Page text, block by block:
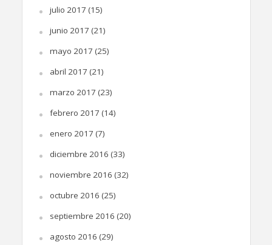
julio 2017 (15)
junio 2017 (21)
mayo 2017 (25)
abril 2017 (21)
marzo 2017 (23)
febrero 2017 (14)
enero 2017 (7)
diciembre 2016 (33)
noviembre 2016 (32)
octubre 2016 (25)
septiembre 2016 (20)
agosto 2016 (29)